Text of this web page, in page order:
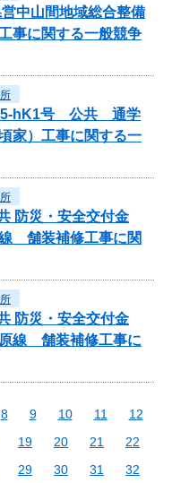
中山間地域総合整備
に関する一般競争
05-hK1号 公共 通学
家）工事に関する一
防災・安全交付金
線 舗装補修工事に関
防災・安全交付金
原線 舗装補修工事に
8 9 10 11
12
19 20 21
22
29 30 31
32